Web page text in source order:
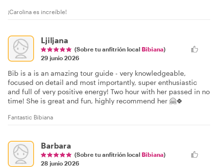
¡Carolina es increíble!
Ljiljana
(Sobre tu anfitrión local Bibiana)
29 junio 2026
Bib is a is an amazing tour guide - very knowledgeable,
focused on detail and most importantly, super enthusiastic
and full of very positive energy! Two hour with her passed in no
time! She is great and fun, highly recommend her 🤗🍀
Fantastic Bibiana
Barbara
(Sobre tu anfitrión local Bibiana)
28 junio 2026